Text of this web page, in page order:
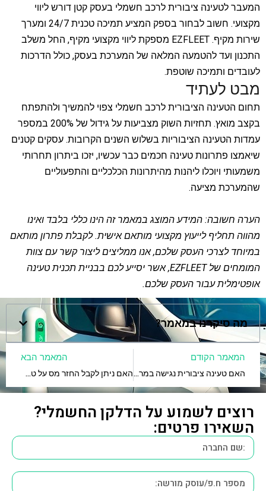
המעבר לטעינה ציבורית לרכב חשמלי בעסק קטן דורש ליווי
מקצועי. חשוב לבחור בספק המציע תמיכה טכנית 24/7 ומערך
שירות מקיף. EZFLEET מספקת ליווי מקצועי מקיף, החל משלב
התכנון ועד להטמעה המלאה של המערכת בעסק, כולל הדרכות
לעובדים ותמיכה שוטפת.
מבט לעתיד
תחום הטעינה הציבורית לרכב חשמלי צפוי להמשיך ולהתפתח
בקצב מואץ. תחזיות השוק מצביעות על גידול של 200% במספר
עמדות הטעינה הציבוריות בשלוש השנים הקרובות. עסקים קטנים
שיאמצו פתרונות טעינה חכמים כבר עכשיו, יזכו ביתרון תחרותי
משמעותי ויוכלו ליהנות מהיתרונות הכלכליים והתפעוליים
שהמערכת מציעה.
הערה חשובה: המידע המוצג במאמר זה הינו כללי בלבד ואינו
מהווה תחליף לייעוץ מקצועי מותאם אישית. לקבלת פתרון מותאם
במיוחד לצרכי העסק שלכם, אנו ממליצים ליצור קשר עם צוות
המומחים של EZFLEET, אשר יסייע לכם בבניית תכנית טעינה
אופטימלית עבור העסק שלכם.
מה סיקרנו במאמר?
המאמר הקודם
האם טעינה ציבורית נגישה במרכזים תעשייתיים בישראל?
המאמר הבא
האם ניתן לקבל החזר מס על טעינה לעובדים חשמליים?
רוצים לשמוע על הדלקן החשמלי?
השאירו פרטים: